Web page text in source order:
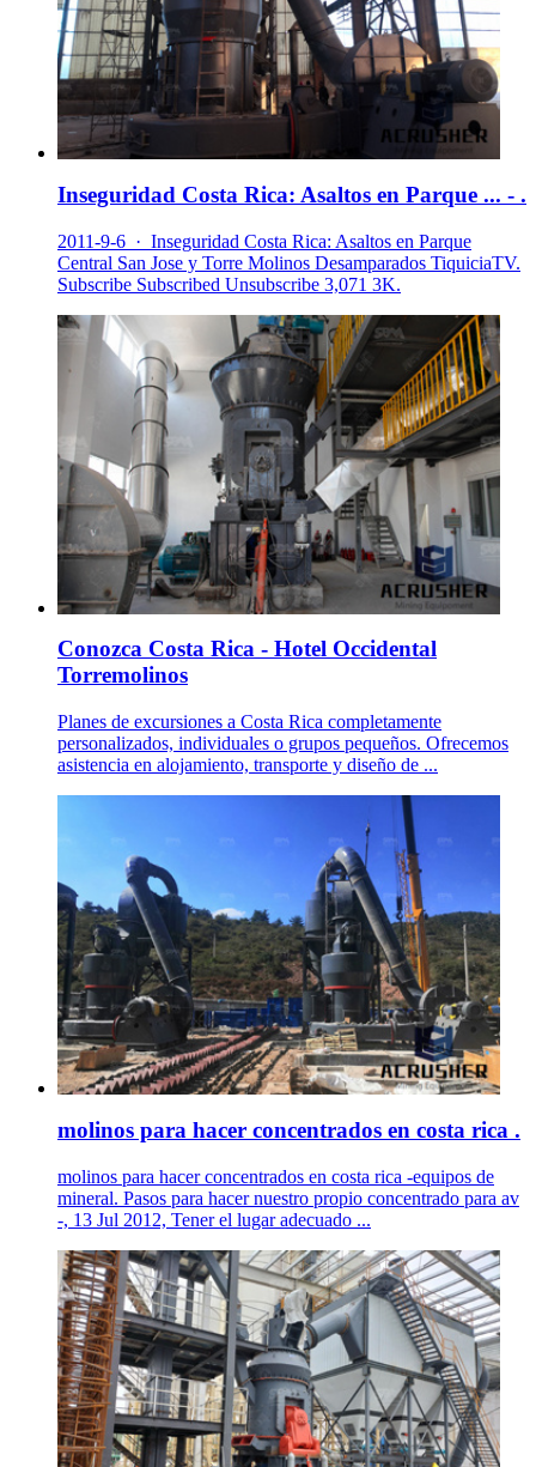
Inseguridad Costa Rica: Asaltos en Parque ... - .
2011-9-6 · Inseguridad Costa Rica: Asaltos en Parque
Central San Jose y Torre Molinos Desamparados TiquiciaTV.
Subscribe Subscribed Unsubscribe 3,071 3K.
Conozca Costa Rica - Hotel Occidental
Torremolinos
Planes de excursiones a Costa Rica completamente
personalizados, individuales o grupos pequeños. Ofrecemos
asistencia en alojamiento, transporte y diseño de ...
molinos para hacer concentrados en costa rica .
molinos para hacer concentrados en costa rica -equipos de
mineral. Pasos para hacer nuestro propio concentrado para av
-, 13 Jul 2012, Tener el lugar adecuado ...